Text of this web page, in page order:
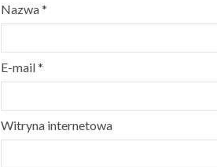
Nazwa*
E-mail*
Witryna internetowa